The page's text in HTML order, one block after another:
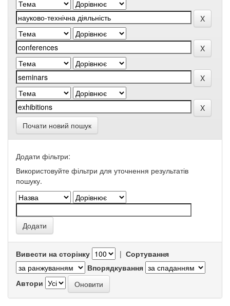
Почати новий пошук
Додати фільтри:
Використовуйте фільтри для уточнення результатів
пошуку.
Вивести на сторінку | Сортування
Впорядкування
Автори